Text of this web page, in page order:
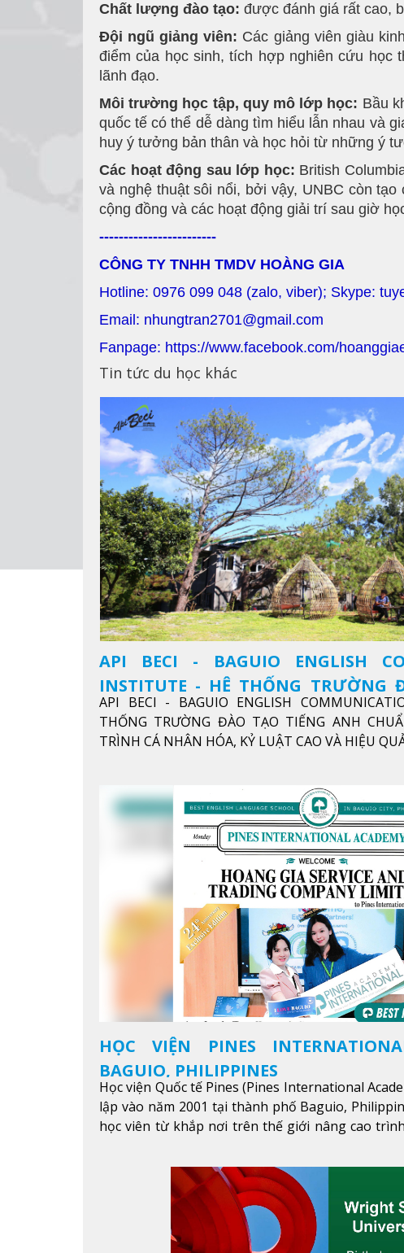
Chất lượng đào tạo: được đánh giá rất cao,
Đội ngũ giảng viên: Các giảng viên giàu
điểm của học sinh, tích hợp nghiên cứu học
lãnh đạo.
Môi trường học tập, quy mô lớp học: Bầu
quốc tế có thể dễ dàng tìm hiểu lẫn nhau và
huy ý tưởng bản thân và học hỏi từ những ý
Các hoạt động sau lớp học: British
và nghệ thuật sôi nổi, bởi vậy, UNBC còn
cộng đồng và các hoạt động giải trí sau giờ
------------------------
CÔNG TY TNHH TMDV HOÀNG GIA
Hotline: 0976 099 048 (zalo, viber); Skype:
Email: nhungtran2701@gmail.com
Fanpage: https://www.facebook.com/
Tin tức du học khác
API BECI - BAGUIO ENGLISH
INSTITUTE - HỆ THỐNG TRƯỜNG
ANH CHUẨN QUỐC TẾ
API BECI - BAGUIO ENGLISH
THỐNG TRƯỜNG ĐÀO TẠO TIẾNG ANH
TRÌNH CÁ NHÂN HÓA, KỶ LUẬT CAO VÀ HIỆU
HỌC VIỆN PINES
BAGUIO, PHILIPPINES
Học viện Quốc tế Pines (Pines International
lập vào năm 2001 tại thành phố Baguio,
học viên từ khắp nơi trên thế giới nâng cao